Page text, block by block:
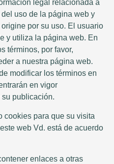
legal relacionada a
uso de la página web y
por su uso. El usuario
y utiliza la página web. En
términos, por favor,
a nuestra página web.
modificar los términos en
en vigor
publicación.
cookies para que su visita
web Vd. está de acuerdo
enlaces a otras